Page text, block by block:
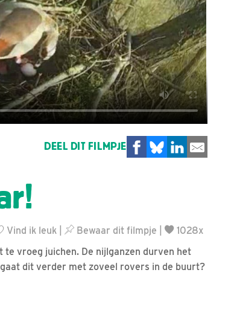
DEEL DIT FILMPJE
Vind ik leuk Bewaar dit filmpje
1028x
te vroeg juichen. De nijlganzen durven het
dit verder met zoveel rovers in de buurt?